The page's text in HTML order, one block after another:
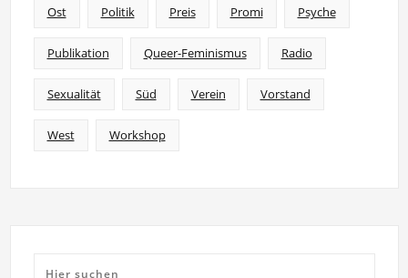
Ost Politik Preis Promi Psyche
Publikation Queer-Feminismus Radio
Sexualität Süd Verein Vorstand
West Workshop